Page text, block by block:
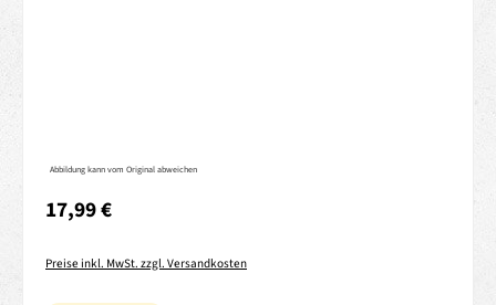
Abbildung kann vom Original abweichen
Regulärer Preis:
17,99 €
Preise inkl. MwSt. zzgl. Versandkosten